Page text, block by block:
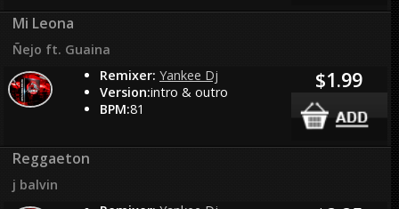
Mi Leona
Ñejo ft. Guaina
Remixer: Yankee Dj
Version:intro & outro
BPM:81
$1.99
Reggaeton
j balvin